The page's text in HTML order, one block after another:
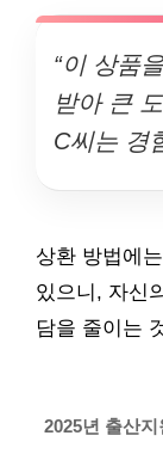
“이 상품
받아 큰
C씨는 경
상환 방법에
있으니, 자신
담을 줄이는
2025년 출산